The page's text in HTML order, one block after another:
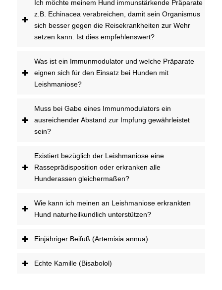
Ich möchte meinem Hund immunstärkende Präparate
z.B. Echinacea verabreichen, damit sein Organismus
sich besser gegen die Reisekrankheiten zur Wehr
setzen kann. Ist dies empfehlenswert?
Was ist ein Immunmodulator und welche Präparate
eignen sich für den Einsatz bei Hunden mit
Leishmaniose?
Muss bei Gabe eines Immunmodulators ein
ausreichender Abstand zur Impfung gewährleistet
sein?
Existiert bezüglich der Leishmaniose eine
Rasseprädisposition oder erkranken alle
Hunderassen gleichermaßen?
Wie kann ich meinen an Leishmaniose erkrankten
Hund naturheilkundlich unterstützen?
Einjähriger Beifuß (Artemisia annua)
Echte Kamille (Bisabolol)